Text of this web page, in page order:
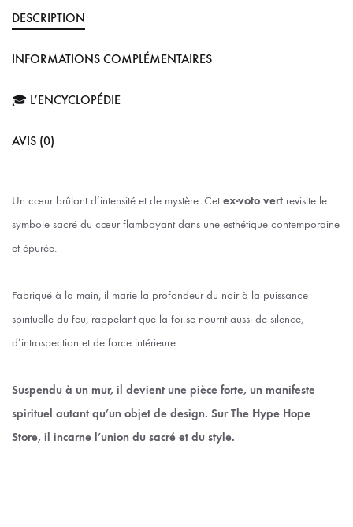
DESCRIPTION
INFORMATIONS COMPLÉMENTAIRES
🎓 L’ENCYCLOPÉDIE
AVIS (0)
Un cœur brûlant d’intensité et de mystère. Cetex-voto vert revisite le
symbole sacré du cœur flamboyant dans une esthétique contemporaine
et épurée.
Fabriqué à la main, il marie la profondeur du noir à la puissance
spirituelle du feu, rappelant que la foi se nourrit aussi de silence,
d’introspection et de force intérieure.
Suspendu à un mur, il devient une pièce forte, un manifeste
spirituel autant qu’un objet de design. Sur The Hype Hope
Store, il incarne l’union du sacré et du style.